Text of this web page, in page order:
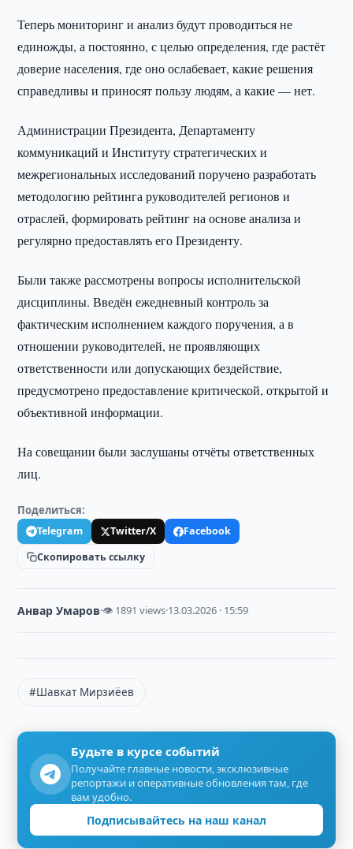
Теперь мониторинг и анализ будут проводиться не
единожды, а постоянно, с целью определения, где растёт
доверие населения, где оно ослабевает, какие решения
справедливы и приносят пользу людям, а какие — нет.
Администрации Президента, Департаменту
коммуникаций и Институту стратегических и
межрегиональных исследований поручено разработать
методологию рейтинга руководителей регионов и
отраслей, формировать рейтинг на основе анализа и
регулярно предоставлять его Президенту.
Были также рассмотрены вопросы исполнительской
дисциплины. Введён ежедневный контроль за
фактическим исполнением каждого поручения, а в
отношении руководителей, не проявляющих
ответственности или допускающих бездействие,
предусмотрено предоставление критической, открытой и
объективной информации.
На совещании были заслушаны отчёты ответственных
лиц.
Поделиться:
Telegram Twitter/X
Facebook
Скопировать ссылку
Анвар Умаров·👁 1891 views·13.03.2026 · 15:59
#Шавкат Мирзиёев
Будьте в курсе событий
Получайте главные новости, эксклюзивные
репортажи и оперативные обновления там, где
вам удобно.
Подписывайтесь на наш канал